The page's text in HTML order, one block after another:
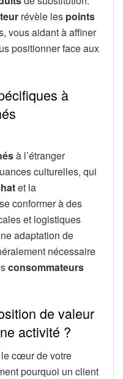
révèle les points
vous aidant à affiner
positionner face aux
à
à l’étranger
culturelles, qui
et la
conformer à des
et logistiques
adaptation de
nécessaire
consommateurs
de valeur
activité ?
cœur de votre
pourquoi un client